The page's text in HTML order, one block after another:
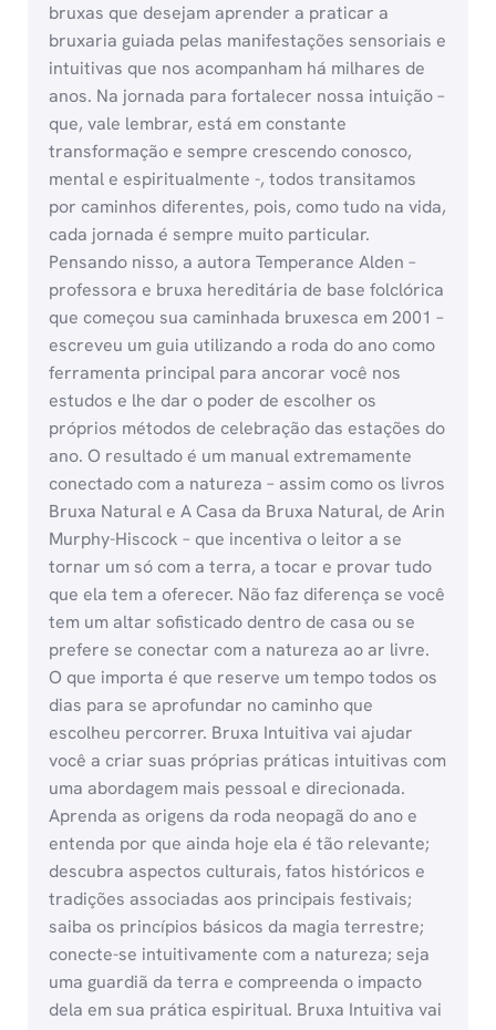
bruxas que desejam aprender a praticar a
bruxaria guiada pelas manifestações sensoriais e
intuitivas que nos acompanham há milhares de
anos. Na jornada para fortalecer nossa intuição –
que, vale lembrar, está em constante
transformação e sempre crescendo conosco,
mental e espiritualmente -, todos transitamos
por caminhos diferentes, pois, como tudo na vida,
cada jornada é sempre muito particular.
Pensando nisso, a autora Temperance Alden –
professora e bruxa hereditária de base folclórica
que começou sua caminhada bruxesca em 2001 –
escreveu um guia utilizando a roda do ano como
ferramenta principal para ancorar você nos
estudos e lhe dar o poder de escolher os
próprios métodos de celebração das estações do
ano. O resultado é um manual extremamente
conectado com a natureza – assim como os livros
Bruxa Natural e A Casa da Bruxa Natural, de Arin
Murphy-Hiscock – que incentiva o leitor a se
tornar um só com a terra, a tocar e provar tudo
que ela tem a oferecer. Não faz diferença se você
tem um altar sofisticado dentro de casa ou se
prefere se conectar com a natureza ao ar livre.
O que importa é que reserve um tempo todos os
dias para se aprofundar no caminho que
escolheu percorrer. Bruxa Intuitiva vai ajudar
você a criar suas próprias práticas intuitivas com
uma abordagem mais pessoal e direcionada.
Aprenda as origens da roda neopagã do ano e
entenda por que ainda hoje ela é tão relevante;
descubra aspectos culturais, fatos históricos e
tradições associadas aos principais festivais;
saiba os princípios básicos da magia terrestre;
conecte-se intuitivamente com a natureza; seja
uma guardiã da terra e compreenda o impacto
dela em sua prática espiritual. Bruxa Intuitiva vai